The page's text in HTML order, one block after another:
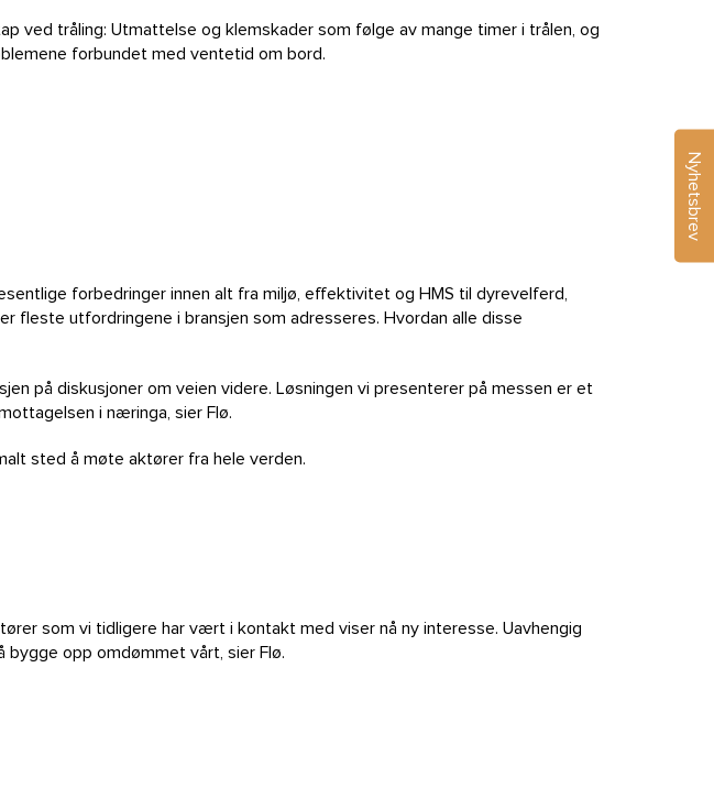
ved tråling: Utmattelse og klemskader som følge av mange timer i trålen, og
forbundet med ventetid om bord.
forbedringer innen alt fra miljø, effektivitet og HMS til dyrevelferd,
fleste utfordringene i bransjen som adresseres. Hvordan alle disse
på diskusjoner om veien videre. Løsningen vi presenterer på messen er et
i næringa, sier Flø.
sted å møte aktører fra hele verden.
som vi tidligere har vært i kontakt med viser nå ny interesse. Uavhengig
opp omdømmet vårt, sier Flø.
Nyhetsbrev